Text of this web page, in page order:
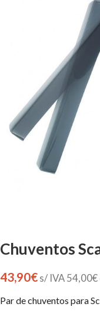
Chuventos
43,90€ s/ IVA 54,00€
Par de chuventos para